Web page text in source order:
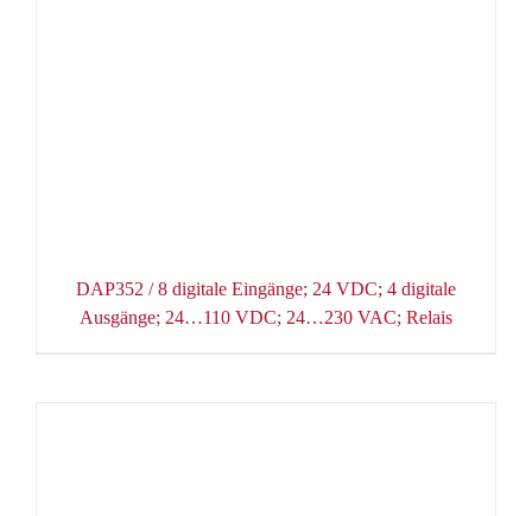
DAP352 / 8 digitale Eingänge; 24 VDC; 4 digitale
Ausgänge; 24…110 VDC; 24…230 VAC; Relais